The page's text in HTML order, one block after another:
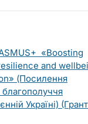
«Boosting
and
(Посилення
благополуччя
Україні)